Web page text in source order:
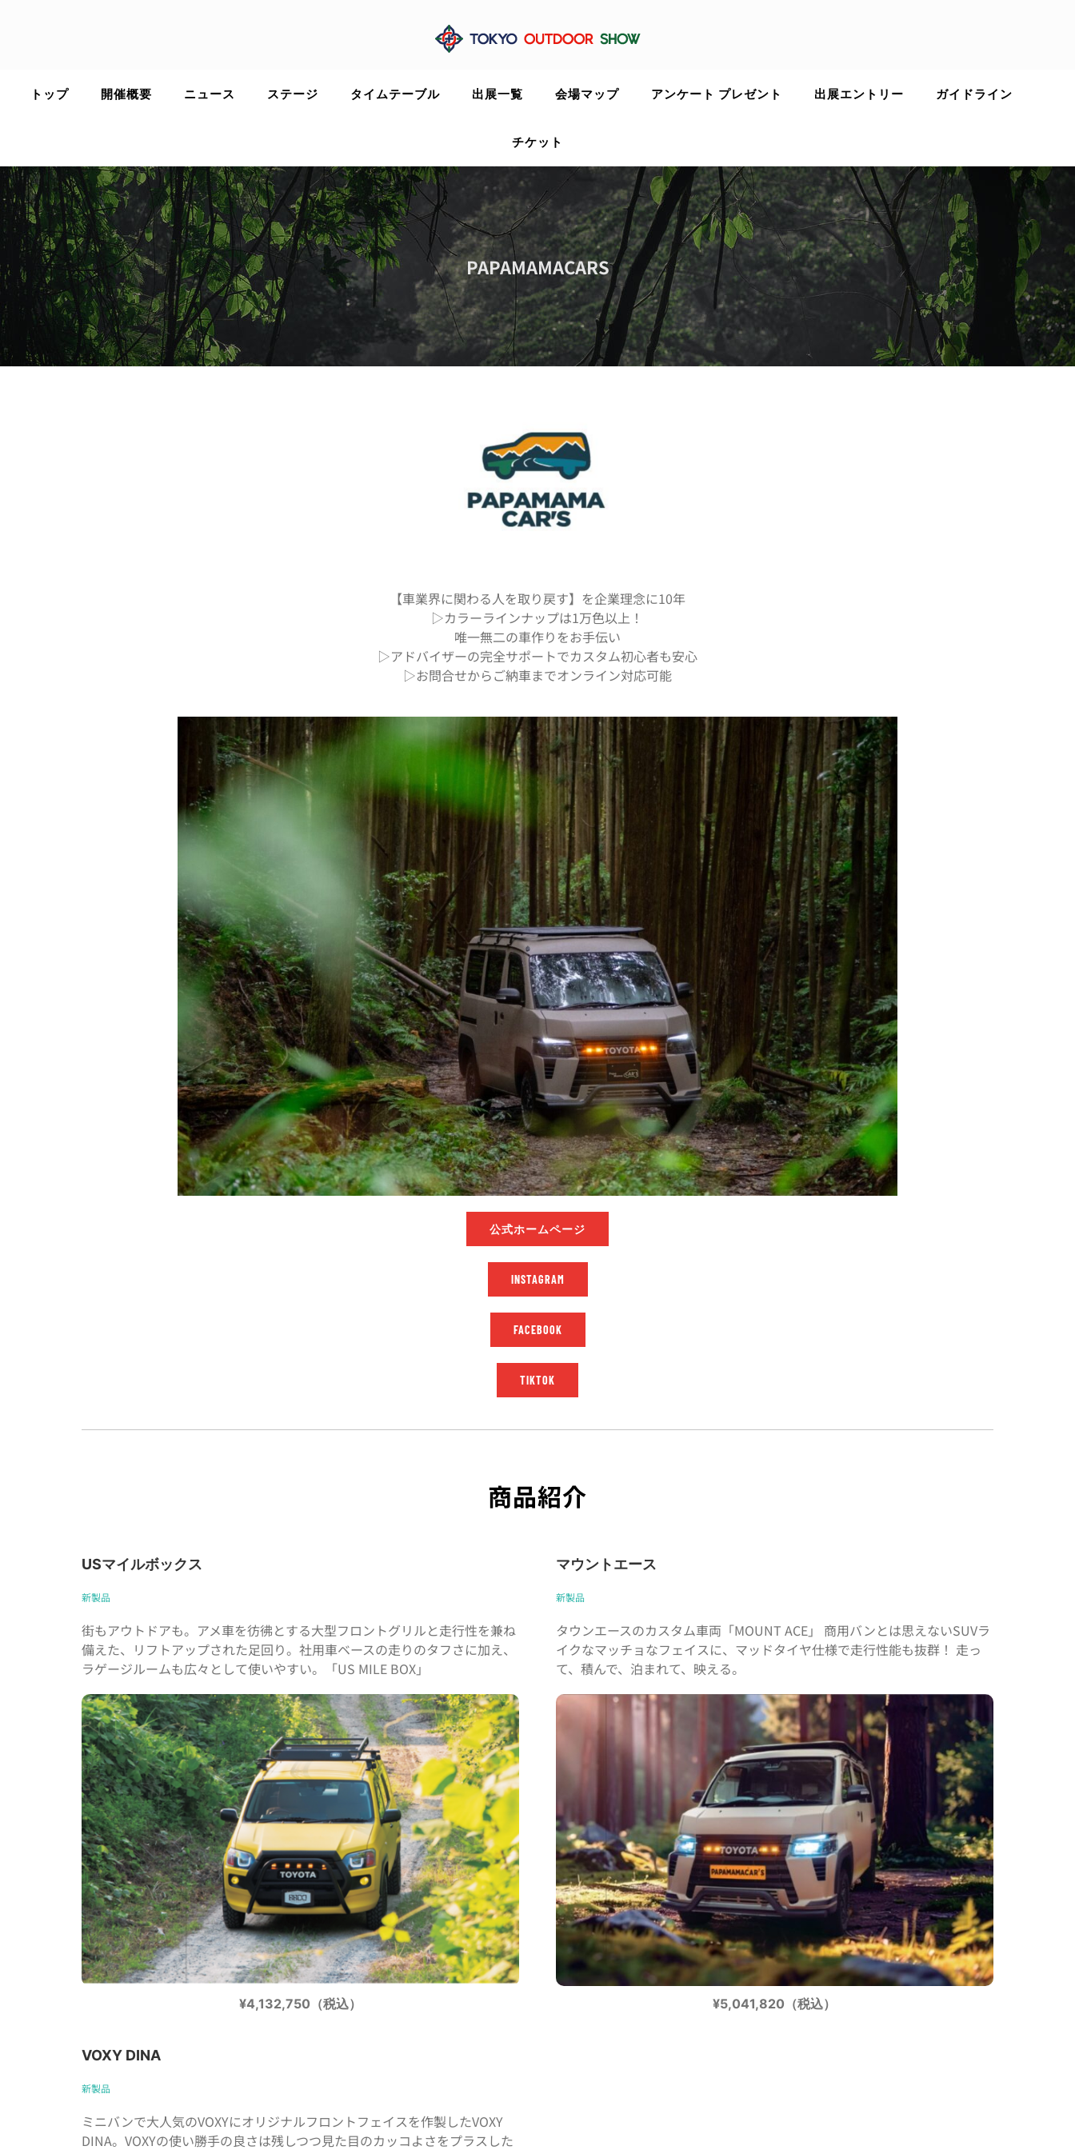
トップ 開催概要 ニュース ステージ タイムテーブル 出展一覧 会場マップ アンケート プレゼント 出展エントリー ガイドライン
チケット
PAPAMAMACARS
【車業界に関わる人を取り戻す】を企業理念に10年
▷カラーラインナップは1万色以上！
唯一無二の車作りをお手伝い
▷アドバイザーの完全サポートでカスタム初心者も安心
▷お問合せからご納車までオンライン対応可能
公式ホームページ
INSTAGRAM
FACEBOOK
TIKTOK
商品紹介
USマイルボックス
新製品
街もアウトドアも。アメ車を彷彿とする大型フロントグリルと走行性を兼ね
備えた、リフトアップされた足回り。社用車ベースの走りのタフさに加え、
ラゲージルームも広々として使いやすい。「US MILE BOX」
¥4,132,750（税込）
マウントエース
新製品
タウンエースのカスタム車両「MOUNT ACE」 商用バンとは思えないSUVラ
イクなマッチョなフェイスに、マッドタイヤ仕様で走行性能も抜群！ 走っ
て、積んで、泊まれて、映える。
¥5,041,820（税込）
VOXY DINA
新製品
ミニバンで大人気のVOXYにオリジナルフロントフェイスを作製したVOXY
DINA。VOXYの使い勝手の良さは残しつつ見た目のカッコよさをプラスした